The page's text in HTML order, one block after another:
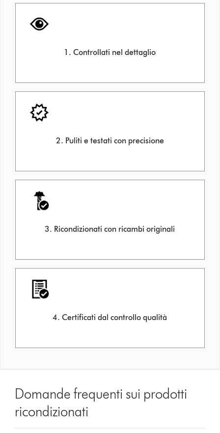
1. Controllati nel dettaglio
2. Puliti e testati con precisione
3. Ricondizionati con ricambi originali
4. Certificati dal controllo qualità
Domande frequenti sui prodotti
ricondizionati